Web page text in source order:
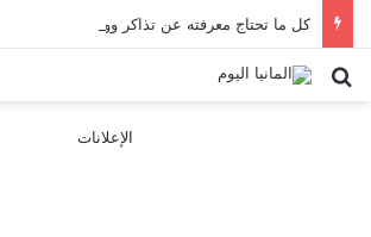
كل ما تحتاج معرفته عن تذاكر ووسائل النقل في
بحث عن
الإعلانات